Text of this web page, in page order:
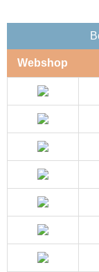
Webshop